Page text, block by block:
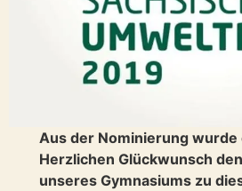
Aus der Nominierung wurde
Herzlichen Glückwunsch
unseres Gymnasiums zu